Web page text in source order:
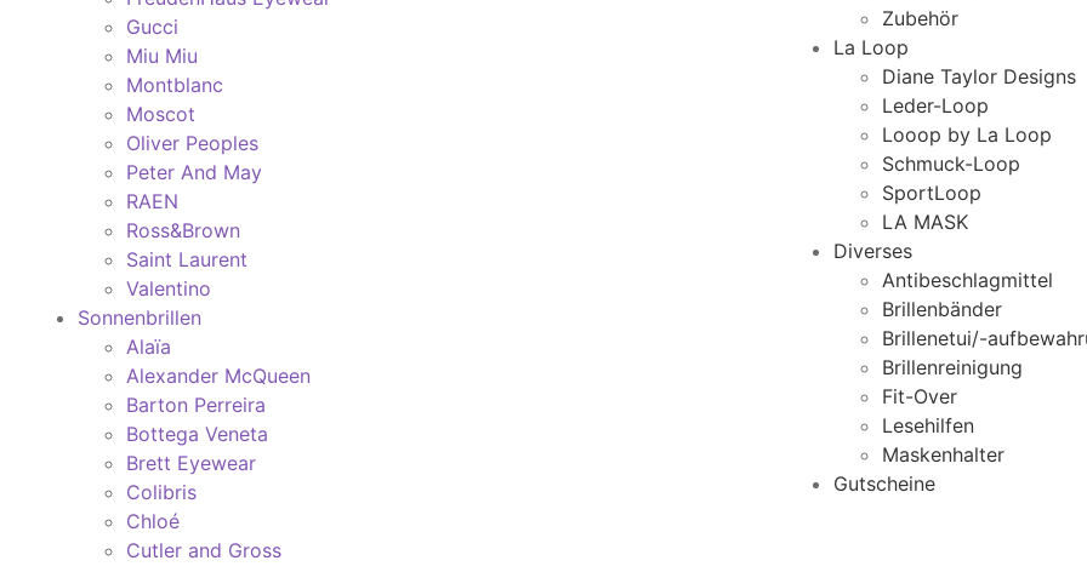
Zubehör
La Loop
Diane Taylor Designs
Leder-Loop
Looop by La Loop
Schmuck-Loop
SportLoop
LA MASK
Diverses
Antibeschlagmittel
Brillenbänder
Brillenetui/-
Brillenreinigung
Fit-Over
Lesehilfen
Maskenhalter
Gutscheine
Gucci
Miu Miu
Montblanc
Moscot
Oliver Peoples
Peter And May
RAEN
Ross&Brown
Saint Laurent
Valentino
Sonnenbrillen
Alaïa
Alexander McQueen
Barton Perreira
Bottega Veneta
Brett Eyewear
Colibris
Chloé
Cutler and Gross